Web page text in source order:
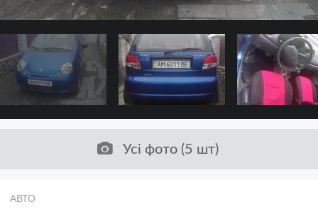
Усі фото (5 шт)
АВТО